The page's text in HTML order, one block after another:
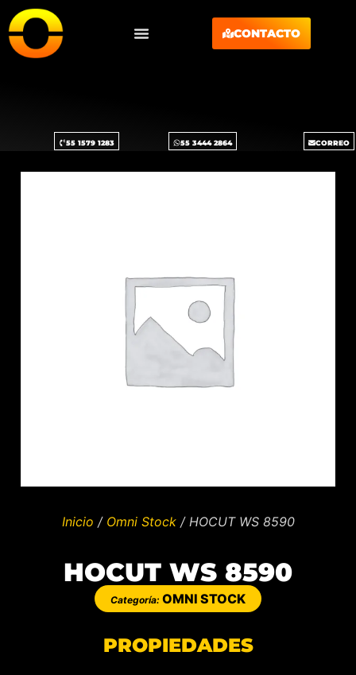
CONTACTO
55 1579 1283 55 3444 2864 CORREO
Inicio / Omni Stock/ HOCUT WS 8590
HOCUT WS 8590
Categoría: OMNI STOCK
PROPIEDADES